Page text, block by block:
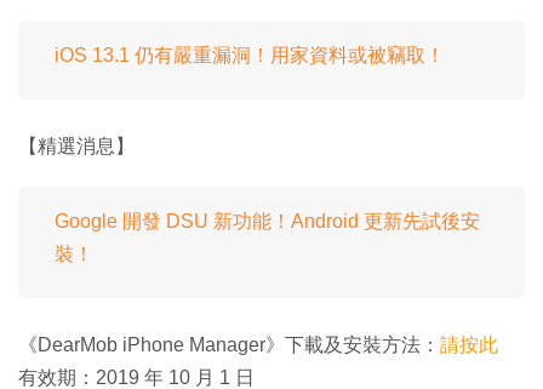
iOS 13.1 仍有嚴重漏洞！用家資料或被竊取！
【精選消息】
Google 開發 DSU 新功能！Android 更新先試後安
裝！
《DearMob iPhone Manager》下載及安裝方法： 請按此
有效期：2019 年 10 月 1 日